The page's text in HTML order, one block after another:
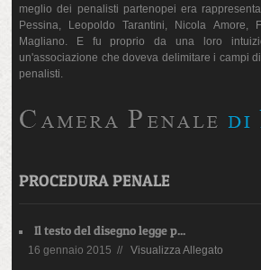
meglio dei penalisti partenopei era
Pessina, Leopoldo Tarantini, Nicola Amore,
Magliano. E fu proprio da una loro
un'associazione che doveva delimitare i campi
penalisti.
PROCEDURA PENALE
Il testo del disegno legge p...
16 gennaio 2015 // Visualizza Allegato